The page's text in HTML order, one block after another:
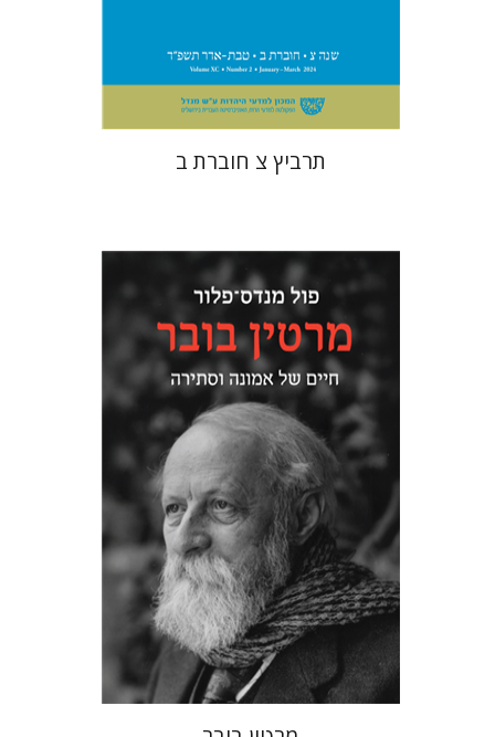
$29
$26
תרביץ צ חוברת ב
פול מנדס-פלור
מתן אורם
הנחת אתר ספר מודפס
$35
$32